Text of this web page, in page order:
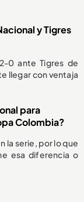
y Tigres
0 ante Tigres de
llegar con ventaja
para
Colombia?
la serie, por lo que
esa diferencia o